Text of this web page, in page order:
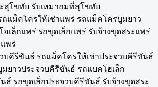
สุโขทัย รับเหมาถมที่สุโขทัย
ถแม็คโครให้เช่าแพร่ รถแม็คโครบูมยาว
ฮเล็กแพร่ รถขุดเล็กแพร่ รับจ้างขุดสระแพร่
พร่
บคีรีขันธ์ รถแม็คโครให้เช่าประจวบคีรีขันธ์
ยาวประจวบคีรีขันธ์ รถแบคโฮเล็ก
ธ์ รถขุดเล็กประจวบคีรีขันธ์ รับจ้างขุดสระ